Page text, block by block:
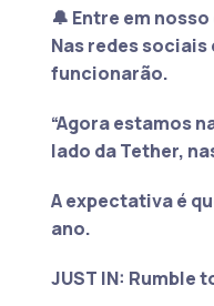
🔔 Entre em
Nas redes
funcionarão.
“Agora estamos
lado da Tether,
A expectativa é
ano.
JUST IN: Rumble